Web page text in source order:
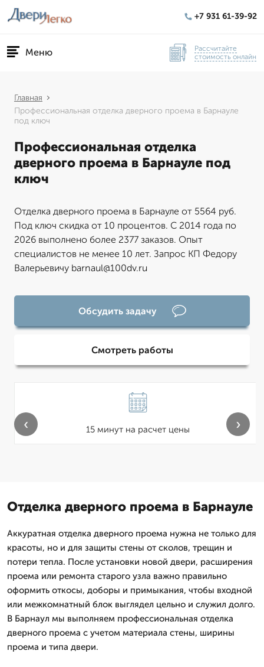
+7 931 61-39-92
Меню
Рассчитайте
стоимость онлайн
Главная
Профессиональная отделка дверного проема в Барнауле
под ключ
Профессиональная отделка
дверного проема в Барнауле под
ключ
Отделка дверного проема в Барнауле от 5564 руб.
Под ключ скидка от 10 процентов. С 2014 года по
2026 выполнено более 2377 заказов. Опыт
специалистов не менее 10 лет. Запрос КП Федору
Валерьевичу barnaul@100dv.ru
Обсудить задачу
Смотреть работы
15 минут на расчет цены
‹ ›
Отделка дверного проема в Барнауле
Аккуратная отделка дверного проема нужна не только для
красоты, но и для защиты стены от сколов, трещин и
потери тепла. После установки новой двери, расширения
проема или ремонта старого узла важно правильно
оформить откосы, доборы и примыкания, чтобы входной
или межкомнатный блок выглядел цельно и служил долго.
В Барнаул мы выполняем профессиональная отделка
дверного проема с учетом материала стены, ширины
проема и типа двери.